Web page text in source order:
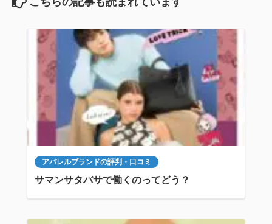
アパレルブランドの評判・口コミ
サマンサタバサで働くのってどう？